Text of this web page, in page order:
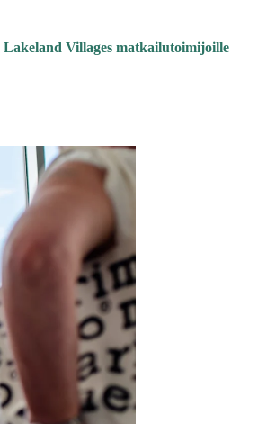
Lakeland Villages matkailutoimijoille